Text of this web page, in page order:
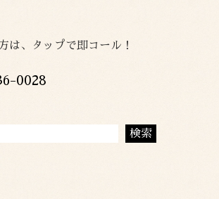
は、タップで即コール！
0028
検索